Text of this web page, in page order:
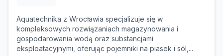
Aquatechnika z Wrocławia specjalizuje się w
kompleksowych rozwiązaniach magazynowania i
gospodarowania wodą oraz substancjami
eksploatacyjnymi, oferując pojemniki na piasek i sól,...